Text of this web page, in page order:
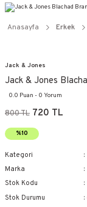
Anasayfa Erkek
Jack & Jones
Jack & Jones
0.0 Puan - 0 Yorum
800 TL 720 TL
%10
Kategori
Marka
Stok Kodu
Stok Durumu